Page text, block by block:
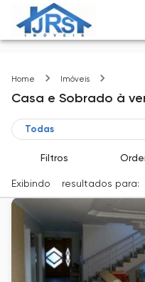
Home Imóveis
Casa e Sobrado à
Filtros
Exibindo resultados para: